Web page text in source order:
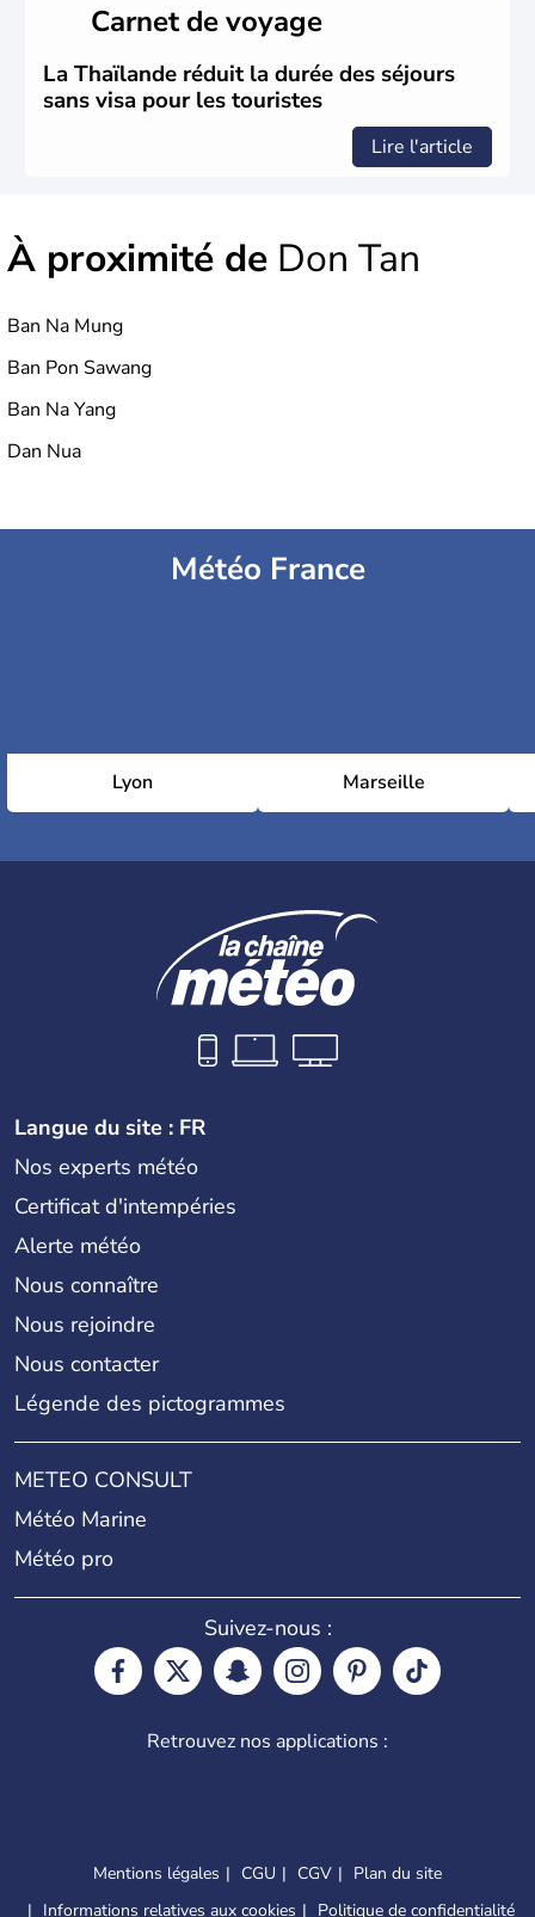
Elle se lie avec la France, le Royaume-Uni et les Etats-
Unis sur des questions de commerce et de pouvoir avant
la chute de la Monarchie absolue en 1932. Il s'agit encore
aujourd'hui d'une nation bouddhiste au régime politique
instable.
Carnet de voyage
La Thaïlande réduit la durée des séjours
sans visa pour les touristes
Lire l'article
À proximité de Don Tan
Ban Na Mung
Ban Pon Sawang
Ban Na Yang
Dan Nua
Météo France
Lyon Marseille
Langue du site : FR
Nos experts météo
Certificat d'intempéries
Alerte météo
Nous connaître
Nous rejoindre
Nous contacter
Légende des pictogrammes
METEO CONSULT
Météo Marine
Météo pro
Suivez-nous :
Retrouvez nos applications :
Mentions légales CGU CGV
Plan du site
Informations relatives aux cookies
Politique de confidentialité